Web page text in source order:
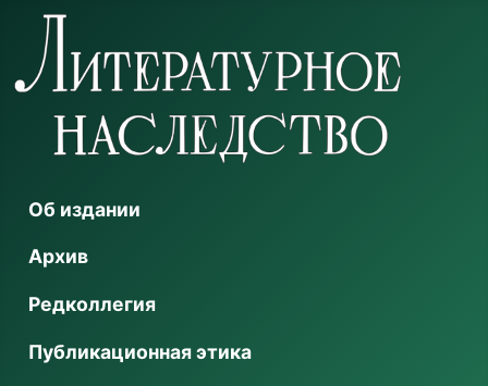
Об издании
Архив
Редколлегия
Публикационная этика